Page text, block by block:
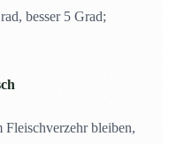
besser 5 Grad;
Fleischverzehr bleiben,